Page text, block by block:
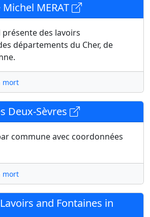
MERAT
présente des lavoirs
départements du Cher, de
mort
Deux-Sèvres
commune avec coordonnées
mort
and Fontaines in